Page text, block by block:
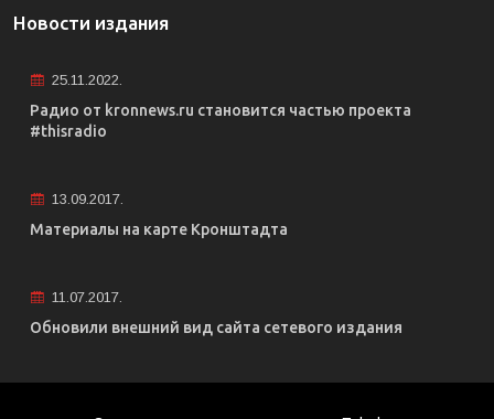
Новости издания
25.11.2022.
Радио от kronnews.ru становится частью проекта
#thisradio
13.09.2017.
Материалы на карте Кронштадта
11.07.2017.
Обновили внешний вид сайта сетевого издания